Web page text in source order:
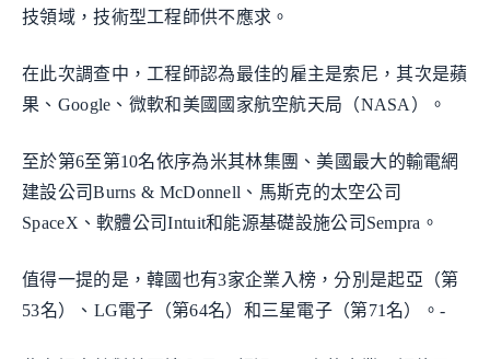
技領域，技術型工程師供不應求。
在此次調查中，工程師認為最佳的雇主是索尼，其次是蘋
果、Google、微軟和美國國家航空航天局（NASA）。
至於第6至第10名依序為米其林集團、美國最大的輸電網
建設公司Burns & McDonnell、馬斯克的太空公司
SpaceX、軟體公司Intuit和能源基礎設施公司Sempra。
值得一提的是，韓國也有3家企業入榜，分別是起亞（第
53名）、LG電子（第64名）和三星電子（第71名）。-